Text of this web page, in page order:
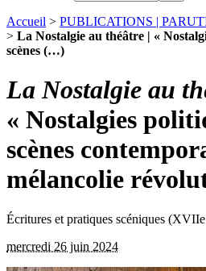
Accueil > PUBLICATIONS |
> La Nostalgie au théâtre | «
scènes (…)
La Nostalgie au
« Nostalgies
scènes
mélancolie
Écritures et pratiques scéniques
mercredi 26 juin 2024